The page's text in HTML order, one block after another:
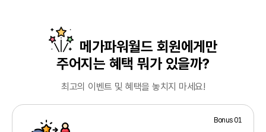
메가파워월드 회원에게만
주어지는 혜택 뭐가 있을까?
최고의 이벤트 및 혜택을 놓치지 마세요!
Bonus 01